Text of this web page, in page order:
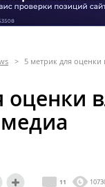
> 5 метрик для
оценки
11